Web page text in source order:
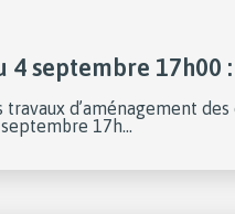
4 septembre 17h00 :
d’aménagement
17h...